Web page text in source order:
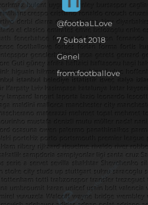
Yazar
@footbaLLove
Yayın
tarihi
7 Şubat 2018
Kategoriler
Genel
Etiketler
from:footballove